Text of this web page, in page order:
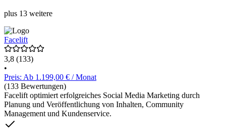
plus 13 weitere
Facelift
3,8 (133)
•
Preis: Ab 1.199,00 € / Monat
(133 Bewertungen)
Facelift optimiert erfolgreiches Social Media Marketing durch
Planung und Veröffentlichung von Inhalten, Community
Management und Kundenservice.